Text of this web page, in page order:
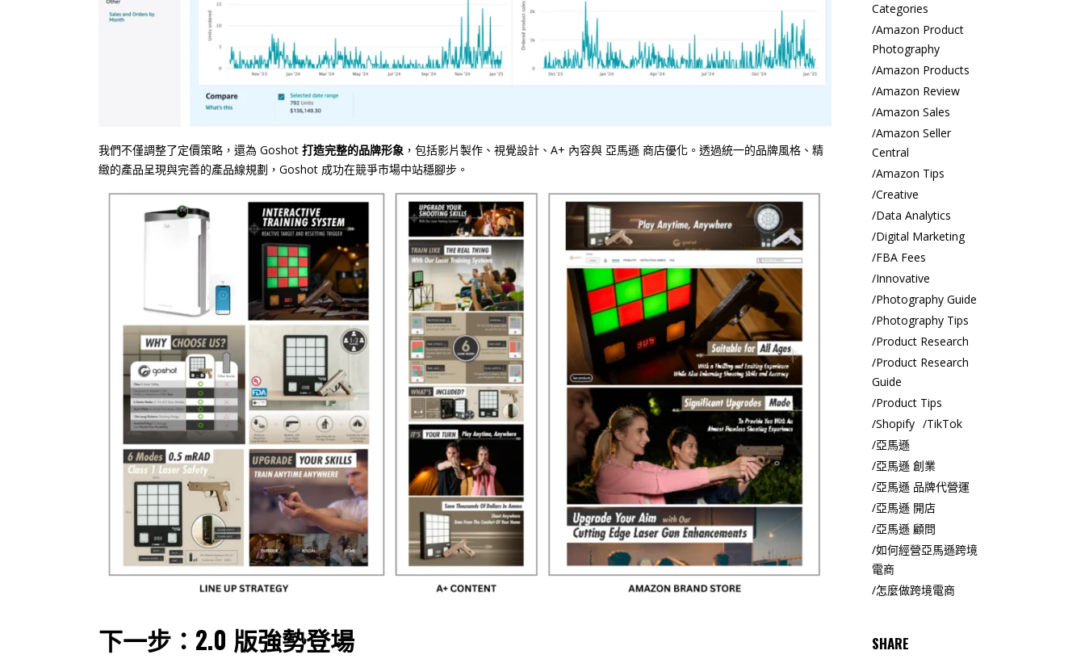
我們不僅調整了定價策略，還為 Goshot 打造完整的品牌形象 ，包括影片製作、視覺設計、A+ 內容與 亞馬遜 商店優化。透過統一的品牌風格、精
緻的產品呈現與完善的產品線規劃，Goshot 成功在競爭市場中站穩腳步。
下一步：2.0 版強勢登場
Categories
Amazon Product
Photography
Amazon Products
Amazon Review
Amazon Sales
Amazon Seller
Central
Amazon Tips
Creative
Data Analytics
Digital Marketing
FBA Fees
Innovative
Photography Guide
Photography Tips
Product Research
Product Research
Guide
Product Tips
Shopify
TikTok
亞馬遜
亞馬遜 創業
亞馬遜 品牌代營運
亞馬遜 開店
亞馬遜 顧問
如何經營亞馬遜跨境
電商
怎麼做跨境電商
SHARE